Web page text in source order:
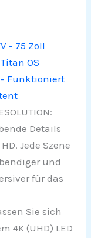
- 75 Zoll
OS
- Funktioniert
Details
Jede Szene
und
für das
Sie sich
4K (UHD) LED